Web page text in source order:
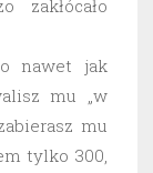
nawet jak
mu „w
mu
tylko 300,